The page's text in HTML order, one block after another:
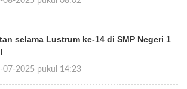
selama Lustrum ke-14 di SMP Negeri 1
07-2025 pukul 14:23